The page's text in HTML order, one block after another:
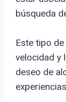
búsqueda
Este tipo
velocidad y
deseo de